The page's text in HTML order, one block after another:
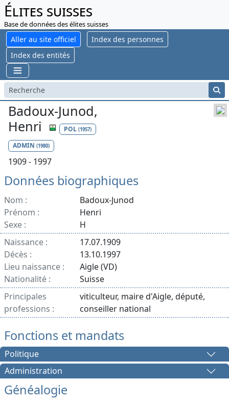
Élites suisses
Base de données des élites suisses
Aller au site officiel
Index des personnes
Index des entités
Badoux-Junod,
Henri
POL (1957)
ADMIN (1980)
1909 - 1997
Données biographiques
Nom :
Badoux-Junod
Prénom :
Henri
Sexe :
H
Naissance :
17.07.1909
Décès :
13.10.1997
Lieu naissance :
Aigle (VD)
Nationalité :
Suisse
Principales
professions :
viticulteur, maire d'Aigle, député,
conseiller national
Fonctions et mandats
Politique
Administration
Généalogie